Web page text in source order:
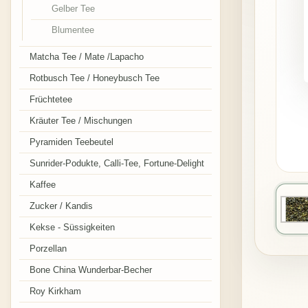
Gelber Tee
Blumentee
Matcha Tee / Mate /Lapacho
Rotbusch Tee / Honeybusch Tee
Früchtetee
Kräuter Tee / Mischungen
Pyramiden Teebeutel
Sunrider-Podukte, Calli-Tee, Fortune-Delight
Kaffee
Zucker / Kandis
Kekse - Süssigkeiten
Porzellan
Bone China Wunderbar-Becher
Roy Kirkham